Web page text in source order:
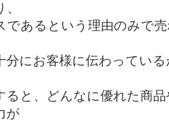
であるという理由のみで
分にお客様に伝わってい
ると、どんなに優れた商
が